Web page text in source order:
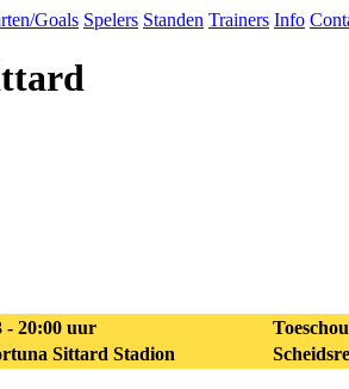
Goals Spelers Standen Trainers Info
- 20:00 uur
Sittard Stadion